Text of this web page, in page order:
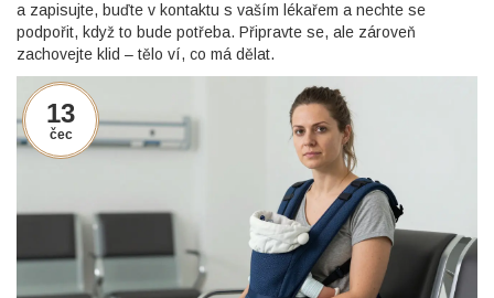
a zapisujte, buďte v kontaktu s vaším lékařem a nechte se
podpořit, když to bude potřeba. Připravte se, ale zároveň
zachovejte klid – tělo ví, co má dělat.
13
čec